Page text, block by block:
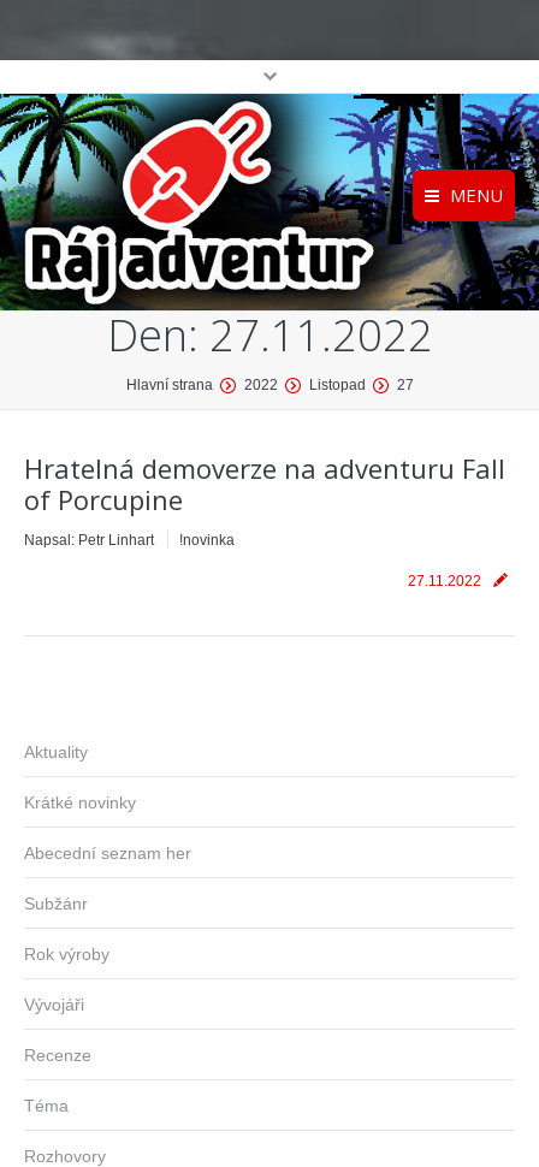
MENU
Registrace
Přihlášení
Home
O projektu
Katalog her
Den: 27.11.2022
Hlavní strana 2022 Listopad 27
Hratelná demoverze na adventuru Fall
of Porcupine
Napsal: Petr Linhart !novinka
27.11.2022
Aktuality
Krátké novinky
Abecední seznam her
Subžánr
Rok výroby
Vývojáři
Recenze
Téma
Rozhovory